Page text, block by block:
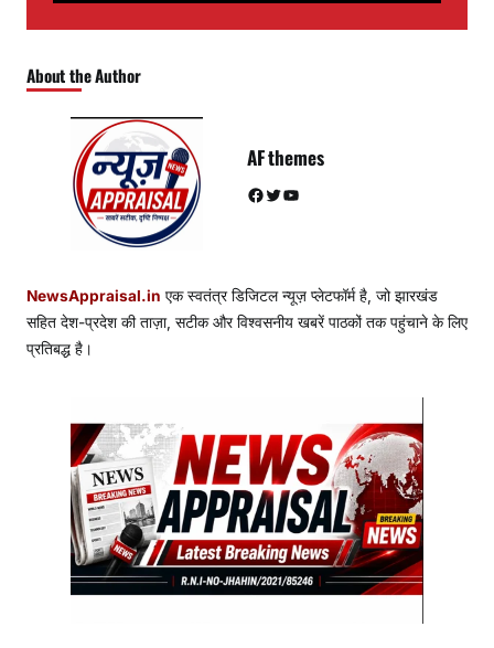
About the Author
AF themes
Facebook Twitter YouTube
NewsAppraisal.in एक स्वतंत्र डिजिटल न्यूज़ प्लेटफॉर्म है, जो झारखंड
सहित देश-प्रदेश की ताज़ा, सटीक और विश्वसनीय खबरें पाठकों तक पहुंचाने के लिए
प्रतिबद्ध है।